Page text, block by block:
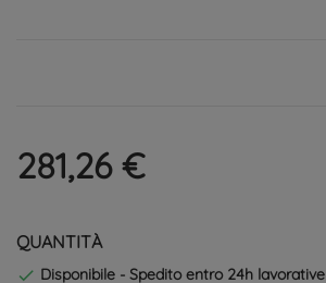
281,26 €
QUANTITÀ
 Disponibile - Spedito entro 24h lavorative